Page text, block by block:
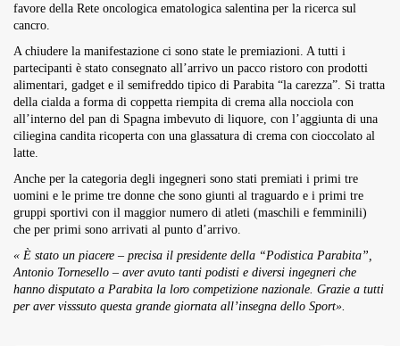
favore della Rete oncologica ematologica salentina per la ricerca sul
cancro.
A chiudere la manifestazione ci sono state le premiazioni. A tutti i
partecipanti è stato consegnato all’arrivo un pacco ristoro con prodotti
alimentari, gadget e il semifreddo tipico di Parabita “la carezza”. Si tratta
della cialda a forma di coppetta riempita di crema alla nocciola con
all’interno del pan di Spagna imbevuto di liquore, con l’aggiunta di una
ciliegina candita ricoperta con una glassatura di crema con cioccolato al
latte.
Anche per la categoria degli ingegneri sono stati premiati i primi tre
uomini e le prime tre donne che sono giunti al traguardo e i primi tre
gruppi sportivi con il maggior numero di atleti (maschili e femminili)
che per primi sono arrivati al punto d’arrivo.
« È stato un piacere – precisa il presidente della “Podistica Parabita”,
Antonio Tornesello – aver avuto tanti podisti e diversi ingegneri che
hanno disputato a Parabita la loro competizione nazionale. Grazie a tutti
per aver visssuto questa grande giornata all’insegna dello Sport».